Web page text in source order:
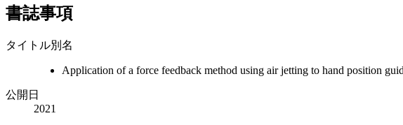
書誌事項
タイトル別名
Application of a force feedback method using air jetting to hand position
公開日
2021